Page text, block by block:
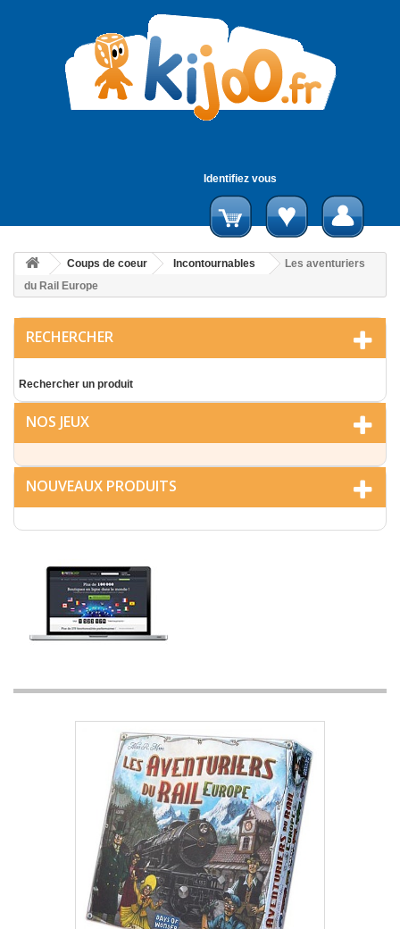
Identifiez vous
Coups de coeur Incontournables
Les aventuriers
du Rail Europe
RECHERCHER
Rechercher un produit
NOS JEUX
NOUVEAUX PRODUITS